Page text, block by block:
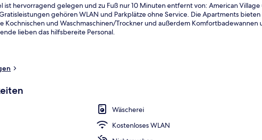
ist hervorragend gelegen und zu Fuß nur 10 Minuten entfernt von: American Village
gehören WLAN und Parkplätze ohne Service. Die Apartments bieten
Kochnischen und Waschmaschinen/Trockner und außerdem Komfortbadewannen
lieben das hilfsbereite Personal.
Wäscherei
Kostenloses WLAN